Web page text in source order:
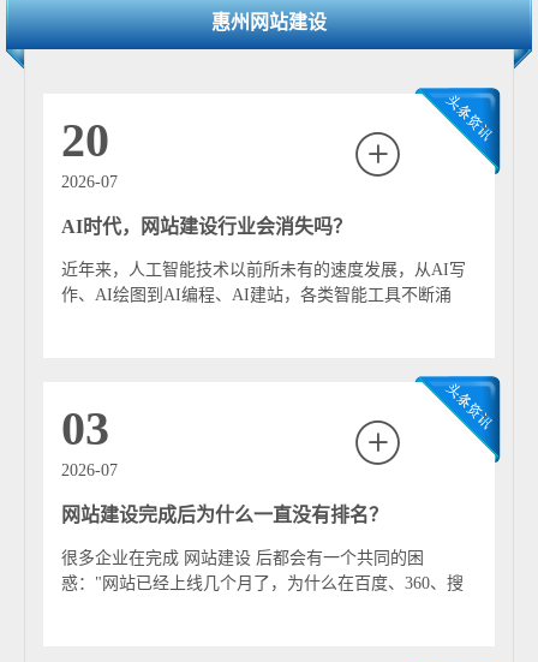
与深圳跨境电商平台数据互通，适配22+语种部署及
市场。 服务模式覆盖全成长周期：SaaS模板适配初创电子
商户（基础版599元/年），3天内快速上线；高端定制聚焦
TCL供应链、石化园区企业等中大型需求，打造一体化数
字门户；轻量化插件满足成长型企业跨境物流对接、产能
优化+合规服务”。 产业价值数据显著，仲恺高新区某电子
企业经官网优化后精准询盘增长380%，巽寮湾文旅商家通
过VR官网实现线上预订量提升210%。2025年AI融合加
惠州网站建设
20
2026-07
AI时代，网站建设行业会消失吗？
近年来，人工智能技术以前所未有的速度发展，从AI写
作、AI绘图到AI编程、AI建站，各类智能工具不断涌
03
2026-07
网站建设完成后为什么一直没有排名？
很多企业在完成 网站建设 后都会有一个共同的困
惑："网站已经上线几个月了，为什么在百度、360、搜